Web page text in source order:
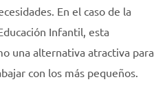
En el caso de la
Infantil, esta
una alternativa atractiva para
con los más pequeños.